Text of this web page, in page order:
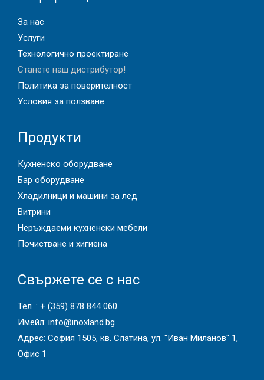
За нас
Услуги
Технологично проектиране
Станете наш дистрибутор!
Политика за поверителност
Условия за ползване
Продукти
Кухненско оборудване
Бар оборудване
Хладилници и машини за лед
Витрини
Неръждаеми кухненски мебели
Почистване и хигиена
Свържете се с нас
Тел .: + (359) 878 844 060
Имейл: info@inoxland.bg
Адрес: София 1505, кв. Слатина, ул. "Иван Миланов" 1,
Офис 1